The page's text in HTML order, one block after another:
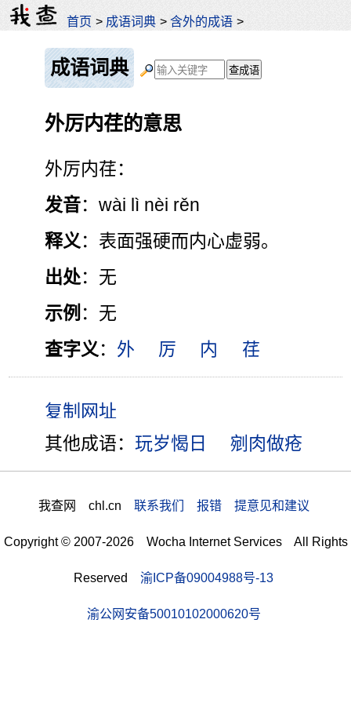
首页 > 成语词典 >含外的成语 >
成语词典
外厉内荏的意思
外厉内荏：
发音：wài lì nèi rěn
释义 ：表面强硬而内心虚弱。
出处：无
示例 ：无
查字义 ： 外 厉 内 荏
其他成语：玩岁愒日 剜肉做疮
我查网 chl.cn 联系我们 报错 提意见和建议
Copyright © 2007-2026 Wocha Internet Services All Rights
Reserved 渝ICP备09004988号-13
渝公网安备50010102000620号